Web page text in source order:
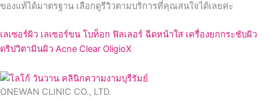
ของแท้ได้มาตรฐาน เลือกดูรีวิวตามบริการที่คุณสนใจได้เลยค่ะ
เลเซอร์ผิว เลเซอร์ขน โบท็อก ฟิลเลอร์ ฉีดหน้าใส เครื่องยกกระชับผิว
ดริปวิตามินผิว Acne Clear OligioX
ONEWAN CLINIC CO., LTD.